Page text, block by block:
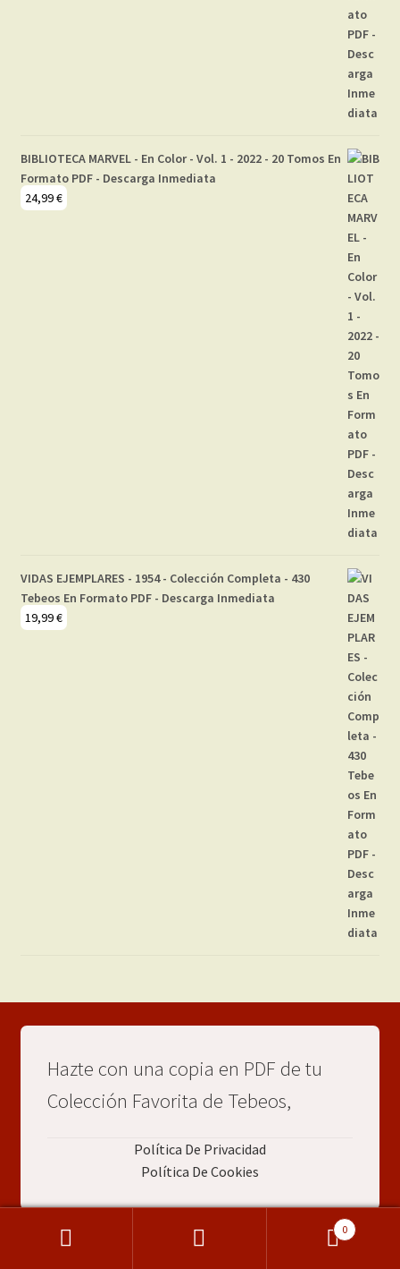
BIBLIOTECA MARVEL - En Color - Vol. 1 - 2022 - 20 Tomos En
Formato PDF - Descarga Inmediata
24,99€
VIDAS EJEMPLARES - 1954 - Colección Completa - 430
Tebeos En Formato PDF - Descarga Inmediata
19,99€
Hazte con una copia en PDF de tu
Colección Favorita de Tebeos,
Política De Privacidad
Política De Cookies
0